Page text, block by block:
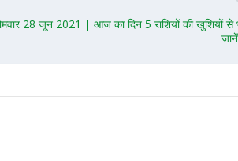
28 जून 2021 | आज का दिन 5 राशियों की खुशियों से